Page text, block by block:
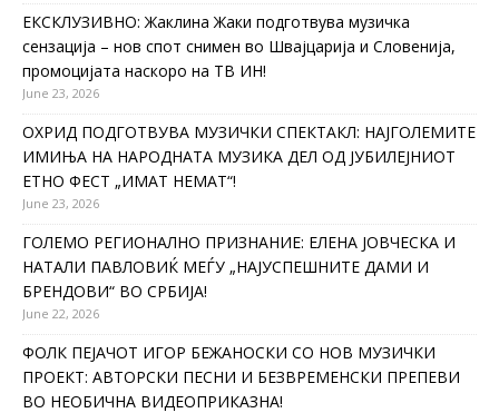
ЕКСКЛУЗИВНО: Жаклина Жаки подготвува музичка
сензација – нов спот снимен во Швајцарија и Словенија,
промоцијата наскоро на ТВ ИН!
June 23, 2026
ОХРИД ПОДГОТВУВА МУЗИЧКИ СПЕКТАКЛ: НАЈГОЛЕМИТЕ
ИМИЊА НА НАРОДНАТА МУЗИКА ДЕЛ ОД ЈУБИЛЕЈНИОТ
ЕТНО ФЕСТ „ИМАТ НЕМАТ“!
June 23, 2026
ГОЛЕМО РЕГИОНАЛНО ПРИЗНАНИЕ: ЕЛЕНА ЈОВЧЕСКА И
НАТАЛИ ПАВЛОВИЌ МЕЃУ „НАЈУСПЕШНИТЕ ДАМИ И
БРЕНДОВИ“ ВО СРБИЈА!
June 22, 2026
ФОЛК ПЕЈАЧОТ ИГОР БЕЖАНОСКИ СО НОВ МУЗИЧКИ
ПРОЕКТ: АВТОРСКИ ПЕСНИ И БЕЗВРЕМЕНСКИ ПРЕПЕВИ
ВО НЕОБИЧНА ВИДЕОПРИКАЗНА!